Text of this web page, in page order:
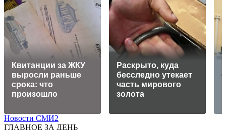
Квитанции за ЖКУ
выросли раньше
срока: что
произошло
Раскрыто, куда
бесследно утекает
часть мирового
золота
Новости СМИ2
ГЛАВНОЕ ЗА ДЕНЬ